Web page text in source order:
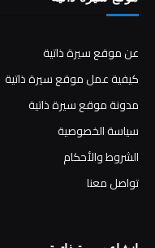
عن موقع سيرة ذاتية
كيفية عمل موقع سيرة ذاتية
مدونة موقع سيرة ذاتية
سياسة الخصوصية
الشروط والأحكام
تواصل معنا